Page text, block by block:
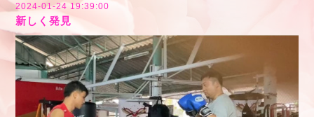
2024-01-24 19:39:00
新しく発見